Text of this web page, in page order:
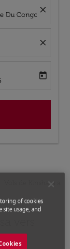
Du Congo
close
close
date-aria-label
today
Vols de Kinshasa a
vers
of cookies
site usage, and